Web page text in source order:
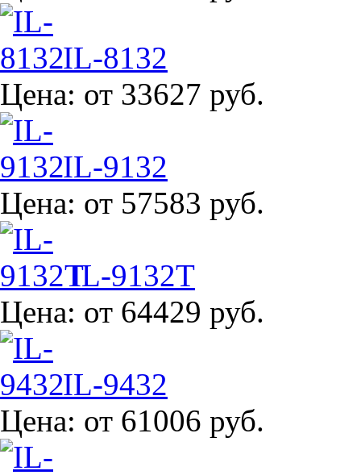
IL-8132
Цена: от 33627 руб.
IL-9132
Цена: от 57583 руб.
IL-9132T
Цена: от 64429 руб.
IL-9432
Цена: от 61006 руб.